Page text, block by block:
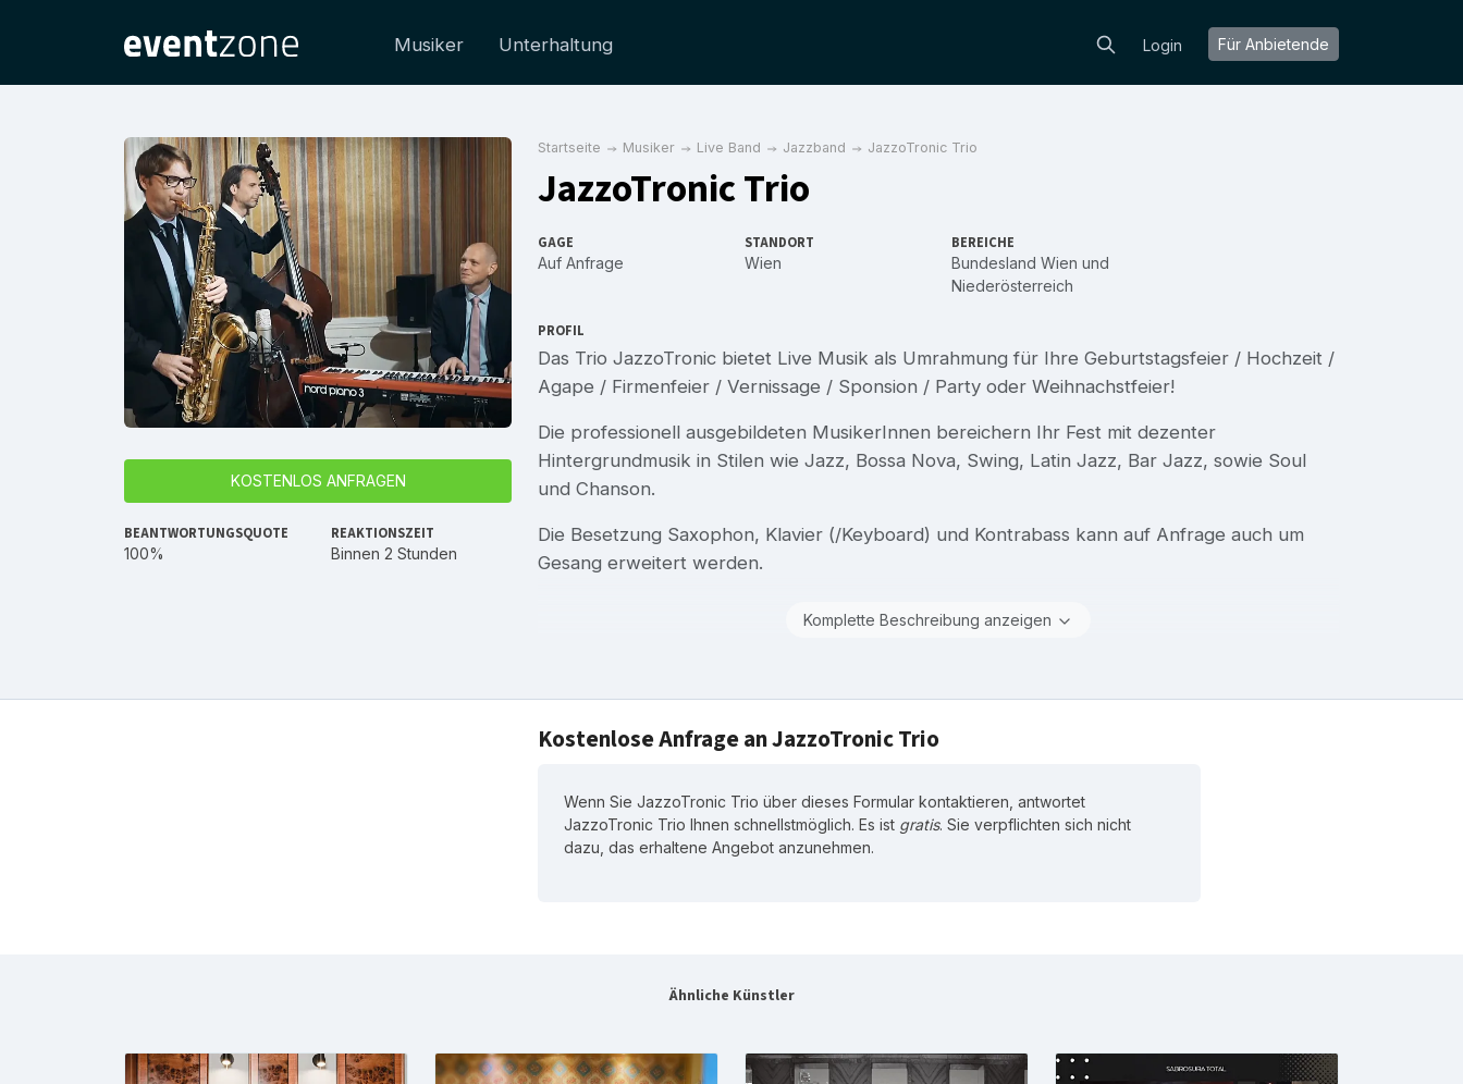
Musiker Unterhaltung Login Für Anbietende
KOSTENLOS ANFRAGEN
BEANTWORTUNGSQUOTE
100%
REAKTIONSZEIT
Binnen 2 Stunden
Startseite Musiker Live Band Jazzband JazzoTronic Trio
JazzoTronic Trio
GAGE
Auf Anfrage
STANDORT
Wien
BEREICHE
Bundesland Wien und
Niederösterreich
PROFIL
Das Trio JazzoTronic bietet Live Musik als Umrahmung für Ihre Geburtstagsfeier / Hochzeit /
Agape / Firmenfeier / Vernissage / Sponsion / Party oder Weihnachstfeier!
Die professionell ausgebildeten MusikerInnen bereichern Ihr Fest mit dezenter
Hintergrundmusik in Stilen wie Jazz, Bossa Nova, Swing, Latin Jazz, Bar Jazz, sowie Soul
und Chanson.
Die Besetzung Saxophon, Klavier (/Keyboard) und Kontrabass kann auf Anfrage auch um
Gesang erweitert werden.
Komplette Beschreibung anzeigen
Kostenlose Anfrage an JazzoTronic Trio
Wenn Sie JazzoTronic Trio über dieses Formular kontaktieren, antwortet
JazzoTronic Trio Ihnen schnellstmöglich. Es ist gratis. Sie verpflichten sich nicht
dazu, das erhaltene Angebot anzunehmen.
Ähnliche Künstler